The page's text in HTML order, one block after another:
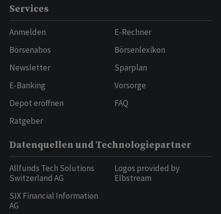
Services
Anmelden
Börsenabos
Newsletter
E-Banking
Depot eröffnen
Ratgeber
E-Rechner
Börsenlexikon
Sparplan
Vorsorge
FAQ
Datenquellen und Technologiepartner
Allfunds Tech Solutions
Switzerland AG
SIX Financial Information
AG
Logos provided by
Elbstream